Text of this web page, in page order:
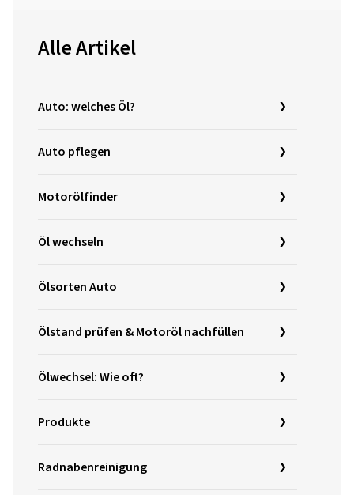
Alle Artikel
Auto: welches Öl?
Auto pflegen
Motorölfinder
Öl wechseln
Ölsorten Auto
Ölstand prüfen & Motoröl nachfüllen
Ölwechsel: Wie oft?
Produkte
Radnabenreinigung